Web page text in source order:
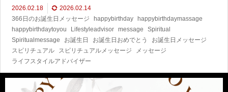
2026.02.18
2026.02.14
366日のお誕生日メッセージ
happybirthday
happybirthdaymassage
happybirthdaytoyou
Lifestyleadvisor message
Spiritual
Spiritualmessage
お誕生日 お誕生日おめでとう
お誕生日メッセージ
スピリチュアル
スピリチュアルメッセージ
メッセージ
ライフスタイルアドバイザー